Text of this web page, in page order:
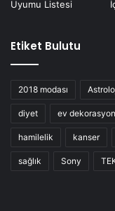
Etiket Bulutu
2018 modası
diyet ev
hamilelik kanser
sağlık Sony